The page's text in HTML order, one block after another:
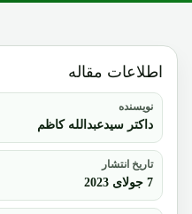
اطلاعات مقاله
نویسنده
داکتر سیدعبدالله کاظم
تاریخ انتشار
7 جولای 2023